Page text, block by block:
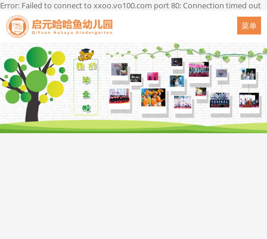
Error: Failed to connect to xxoo.vo100.com port 80: Connection timed out
菜单